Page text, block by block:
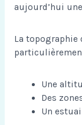
aujourd’hui
La topographie
Une
Des
Un